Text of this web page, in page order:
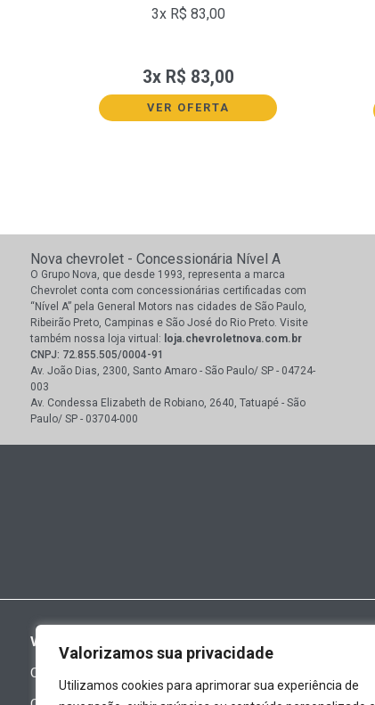
3x R$ 83,00
3x R$ 83,00
VER OFERTA
Nova chevrolet - Concessionária Nível A
O Grupo Nova, que desde 1993, representa a marca
Chevrolet conta com concessionárias certificadas com
“Nível A” pela General Motors nas cidades de São Paulo,
Ribeirão Preto, Campinas e São José do Rio Preto. Visite
também nossa loja virtual: loja.chevroletnova.com.br
CNPJ: 72.855.505/0004-91
Av. João Dias, 2300, Santo Amaro - São Paulo/ SP - 04724-
003
Av. Condessa Elizabeth de Robiano, 2640, Tatuapé - São
Paulo/ SP - 03704-000
VEÍCULOS
Carros Novos
Valorizamos sua privacidade
Utilizamos cookies para aprimorar sua experiência de